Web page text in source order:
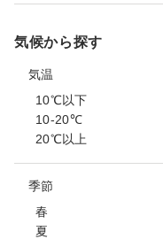
気候から探す
気温
10℃以下
10-20℃
20℃以上
季節
春
夏